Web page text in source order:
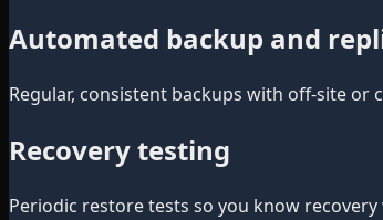
Automated backup and
Regular, consistent backups with off-site or
Recovery testing
Periodic restore tests so you know